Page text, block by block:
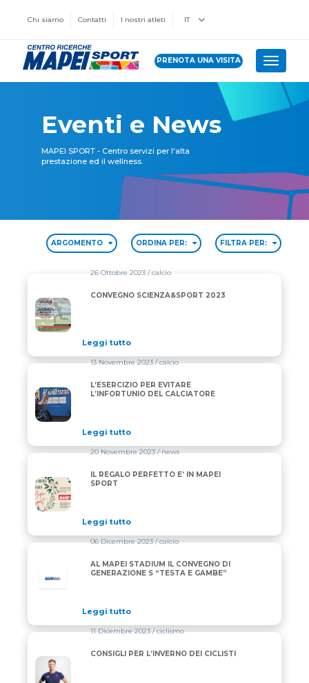
Chi siamo Contatti I nostri atleti IT
PRENOTA UNA VISITA Toggle
Eventi e News
MAPEI SPORT - Centro servizi per l'alta
prestazione ed il wellness.
ARGOMENTO ORDINA PER: FILTRA PER:
CONVEGNO SCIENZA&SPORT 2023
26 Ottobre 2023/ calcio
CONVEGNO SCIENZA&SPORT 2023
Leggi tutto
L’ESERCIZIO PER EVITARE L’INFORTUNIO DEL
13 Novembre 2023/ calcio
L’ESERCIZIO PER EVITARE
L’INFORTUNIO DEL CALCIATORE
Leggi tutto
IL REGALO PERFETTO E’ IN MAPEI SPORT
20 Novembre 2023/ news
IL REGALO PERFETTO E’ IN MAPEI
SPORT
Leggi tutto
06 Dicembre 2023/ calcio
AL MAPEI STADIUM IL CONVEGNO DI
GENERAZIONE S “TESTA E GAMBE”
Leggi tutto
CONSIGLI PER L’INVERNO DEI CICLISTI
11 Dicembre 2023/ ciclismo
CONSIGLI PER L’INVERNO DEI CICLISTI